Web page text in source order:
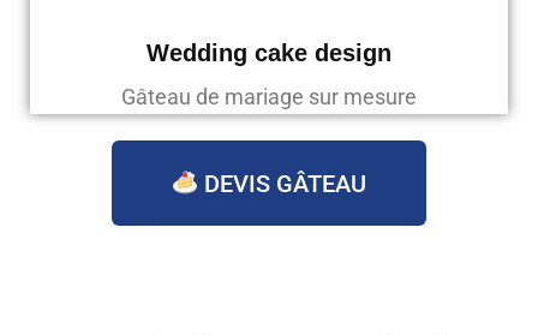
Wedding cake design
Gâteau de mariage sur mesure
DEVIS GÂTEAU